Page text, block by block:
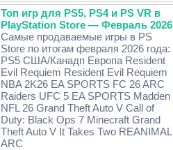
Топ игр для PS5, PS4 и PS VR в
PlayStation Store — Февраль 2026
Самые продаваемые игры в PS
Store по итогам февраля 2026 года:
PS5 США/Канадп Европа Resident
Evil Requiem Resident Evil Requiem
NBA 2K26 EA SPORTS FC 26 ARC
Raiders UFC 5 EA SPORTS Madden
NFL 26 Grand Theft Auto V Call of
Duty: Black Ops 7 Minecraft Grand
Theft Auto V It Takes Two REANIMAL
ARC